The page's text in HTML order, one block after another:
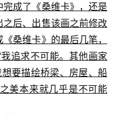
成了《桑维卡》，还是
后、出售该画之前修改
桑维卡》的最后几笔，
追求不可能。其他画家
要描绘桥梁、房屋、船
美本来就几乎是不可能